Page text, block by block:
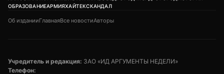
ОБРАЗОВАНИЕАРМИЯХАЙТЕКСКАНДАЛ
Об изданииГлавнаяВсе новостиАвторы
Учредитель и редакция: ЗАО «ИД АРГУМЕНТЫ НЕДЕЛИ»
Телефон: